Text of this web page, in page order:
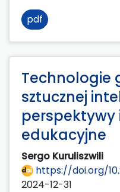
pdf
Technologie
sztucznej
perspektywy
edukacyjne
Sergo Kuruliszwili
https://doi.org/
2024-12-31